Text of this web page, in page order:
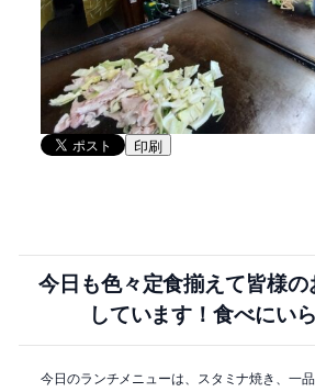
印刷
今日も色々定食揃えて皆様の
しています！食べにい
今日のランチメニューは、スタミナ焼き、一